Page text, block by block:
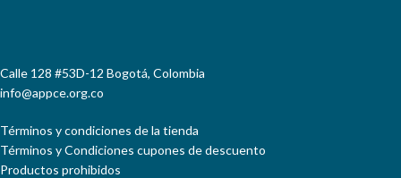
Calle 128 #53D-12 Bogotá, Colombia
info@appce.org.co
Términos y condiciones de la tienda
Términos y Condiciones cupones de descuento
Productos prohibidos